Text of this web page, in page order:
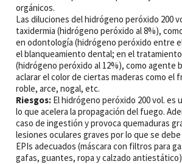
orgánicos.
Las diluciones del hidrógeno peróxido 200
taxidermia (hidrógeno peróxido al 8%),
en odontología (hidrógeno peróxido entre
el blanqueamiento dental; en el tratamiento
(hidrógeno peróxido al 12%), como agente
aclarar el color de ciertas maderas como el
roble, arce, nogal, etc.
Riesgos: El hidrógeno peróxido 200 vol. es
lo que acelera la propagación del fuego.
caso de ingestión y provoca quemaduras
lesiones oculares graves por lo que se
EPIs adecuados (máscara con filtros para
gafas, guantes, ropa y calzado